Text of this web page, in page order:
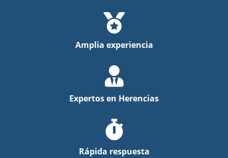
Amplia experiencia
Expertos en Herencias
Rápida respuesta